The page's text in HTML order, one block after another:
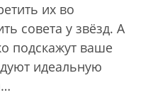
их во
совета у звёзд. А
подскажут ваше
идеальную